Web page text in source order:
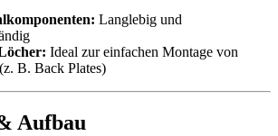
Langlebig und
Ideal zur einfachen Montage von
B. Back Plates)
Aufbau